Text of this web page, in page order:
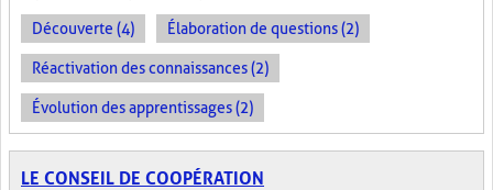
Découverte (4) Élaboration de questions (2)
Réactivation des connaissances (2)
Évolution des apprentissages (2)
LE CONSEIL DE COOPÉRATION